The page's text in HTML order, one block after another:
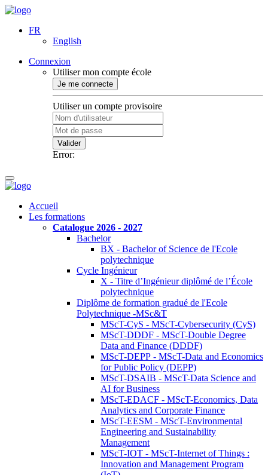
FR
English
Connexion
Utiliser mon compte école
Je me connecte
Utiliser un compte provisoire
Valider
Error:
Accueil
Les formations
Catalogue 2026 - 2027
Bachelor
BX - Bachelor of Science de l'Ecole
polytechnique
Cycle Ingénieur
X - Titre d’Ingénieur diplômé de l’École
polytechnique
Diplôme de formation gradué de l'Ecole
Polytechnique -MSc&T
MScT-CyS - MScT-Cybersecurity (CyS)
MScT-DDDF - MScT-Double Degree
Data and Finance (DDDF)
MScT-DEPP - MScT-Data and Economics
for Public Policy (DEPP)
MScT-DSAIB - MScT-Data Science and
AI for Business
MScT-EDACF - MScT-Economics, Data
Analytics and Corporate Finance
MScT-EESM - MScT-Environmental
Engineering and Sustainability
Management
MScT-IOT - MScT-Internet of Things :
Innovation and Management Program